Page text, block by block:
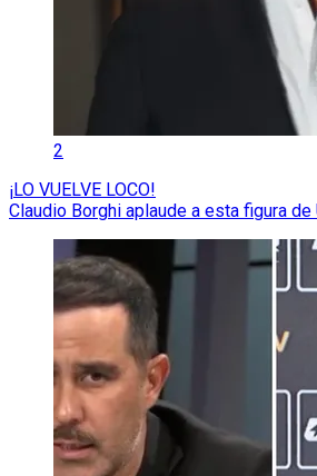
2
¡LO VUELVE LOCO!
Claudio Borghi aplaude a esta figura